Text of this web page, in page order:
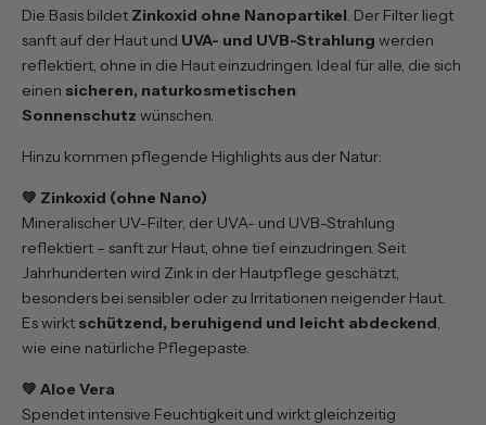
Die Basis bildet Zinkoxid ohne Nanopartikel. Der Filter liegt
sanft auf der Haut und UVA- und UVB-Strahlung werden
reflektiert, ohne in die Haut einzudringen. Ideal für alle, die sich
einen sicheren, naturkosmetischen
Sonnenschutz wünschen.
Hinzu kommen pflegende Highlights aus der Natur:
💚 Zinkoxid (ohne Nano)
Mineralischer UV-Filter, der UVA- und UVB-Strahlung
reflektiert – sanft zur Haut, ohne tief einzudringen. Seit
Jahrhunderten wird Zink in der Hautpflege geschätzt,
besonders bei sensibler oder zu Irritationen neigender Haut.
Es wirkt schützend, beruhigend und leicht abdeckend,
wie eine natürliche Pflegepaste.
💚 Aloe Vera
Spendet intensive Feuchtigkeit und wirkt gleichzeitig